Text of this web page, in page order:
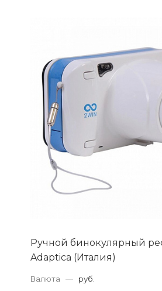
Ручной бинокулярный
Adaptica (Италия)
Валюта — руб.